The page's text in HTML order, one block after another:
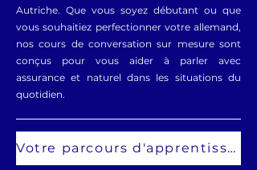
Autriche. Que vous soyez débutant ou que
vous souhaitiez perfectionner votre allemand,
nos cours de conversation sur mesure sont
conçus pour vous aider à parler avec
assurance et naturel dans les situations du
quotidien.
Votre parcours d'apprentissage